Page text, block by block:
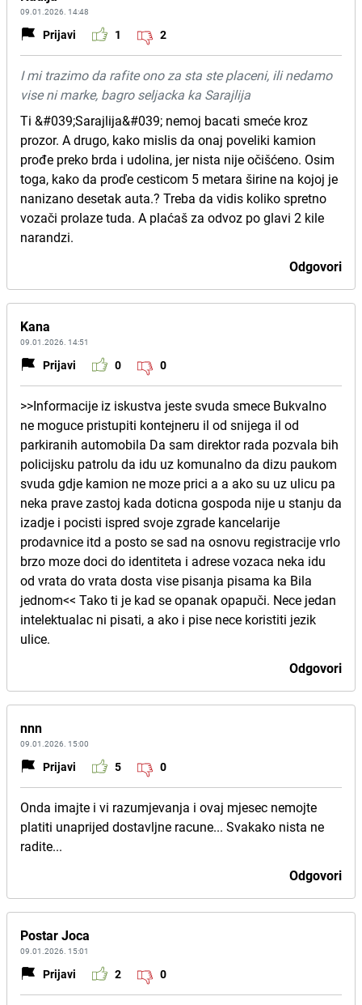
09.01.2026. 14:48
Prijavi 1 2
I mi trazimo da rafite ono za sta ste placeni, ili nedamo
vise ni marke, bagro seljacka ka Sarajlija
Ti &#039;Sarajlija&#039; nemoj bacati smeće kroz
prozor. A drugo, kako mislis da onaj poveliki kamion
prođe preko brda i udolina, jer nista nije očišćeno. Osim
toga, kako da proďe cesticom 5 metara širine na kojoj je
nanizano desetak auta.? Treba da vidis koliko spretno
vozači prolaze tuda. A plaćaš za odvoz po glavi 2 kile
narandzi.
Odgovori
Kana
09.01.2026. 14:51
Prijavi 0 0
>>Informacije iz iskustva jeste svuda smece Bukvalno
ne moguce pristupiti kontejneru il od snijega il od
parkiranih automobila Da sam direktor rada pozvala bih
policijsku patrolu da idu uz komunalno da dizu paukom
svuda gdje kamion ne moze prici a a ako su uz ulicu pa
neka prave zastoj kada doticna gospoda nije u stanju da
izadje i pocisti ispred svoje zgrade kancelarije
prodavnice itd a posto se sad na osnovu registracije vrlo
brzo moze doci do identiteta i adrese vozaca neka idu
od vrata do vrata dosta vise pisanja pisama ka Bila
jednom<< Tako ti je kad se opanak opapuči. Nece jedan
intelektualac ni pisati, a ako i pise nece koristiti jezik
ulice.
Odgovori
nnn
09.01.2026. 15:00
Prijavi 5 0
Onda imajte i vi razumjevanja i ovaj mjesec nemojte
platiti unaprijed dostavljne racune... Svakako nista ne
radite...
Odgovori
Postar Joca
09.01.2026. 15:01
Prijavi 2 0